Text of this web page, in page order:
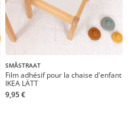
SMÅSTRAAT
Film adhésif pour la chaise d'enfant
IKEA LÄTT
9,95 €